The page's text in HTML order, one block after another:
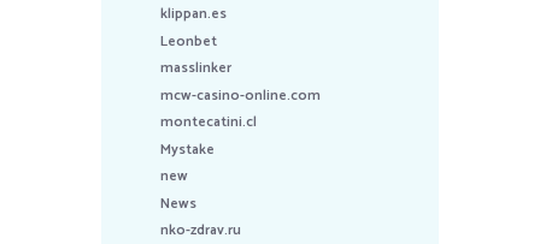
klippan.es
Leonbet
masslinker
mcw-casino-online.com
montecatini.cl
Mystake
new
News
nko-zdrav.ru